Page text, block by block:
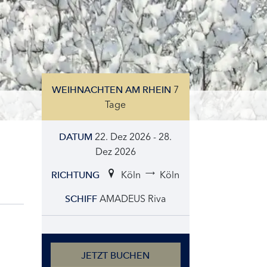
WEIHNACHTEN AM RHEIN 7
Tage
DATUM 22. Dez 2026 - 28.
Dez 2026
RICHTUNG Köln Köln
SCHIFF AMADEUS Riva
JETZT BUCHEN